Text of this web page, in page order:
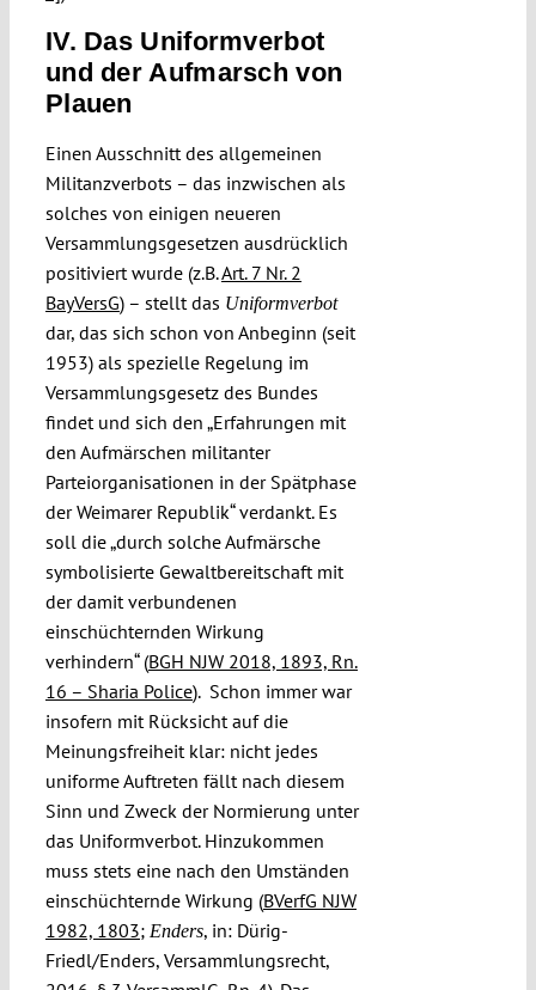
IV. Das Uniformverbot
und der Aufmarsch von
Plauen
Einen Ausschnitt des allgemeinen
Militanzverbots – das inzwischen als
solches von einigen neueren
Versammlungsgesetzen ausdrücklich
positiviert wurde (z.B.Art. 7 Nr. 2
BayVersG) – stellt das Uniformverbot
dar, das sich schon von Anbeginn (seit
1953) als spezielle Regelung im
Versammlungsgesetz des Bundes
findet und sich den „Erfahrungen mit
den Aufmärschen militanter
Parteiorganisationen in der Spätphase
der Weimarer Republik“ verdankt. Es
soll die „durch solche Aufmärsche
symbolisierte Gewaltbereitschaft mit
der damit verbundenen
einschüchternden Wirkung
verhindern“ (BGH NJW 2018, 1893, Rn.
16 – Sharia Police). Schon immer war
insofern mit Rücksicht auf die
Meinungsfreiheit klar: nicht jedes
uniforme Auftreten fällt nach diesem
Sinn und Zweck der Normierung unter
das Uniformverbot. Hinzukommen
muss stets eine nach den Umständen
einschüchternde Wirkung (BVerfG NJW
1982, 1803; Enders, in: Dürig-
Friedl/Enders, Versammlungsrecht,